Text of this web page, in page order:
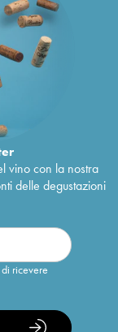
vino con la nostra
delle degustazioni
ricevere